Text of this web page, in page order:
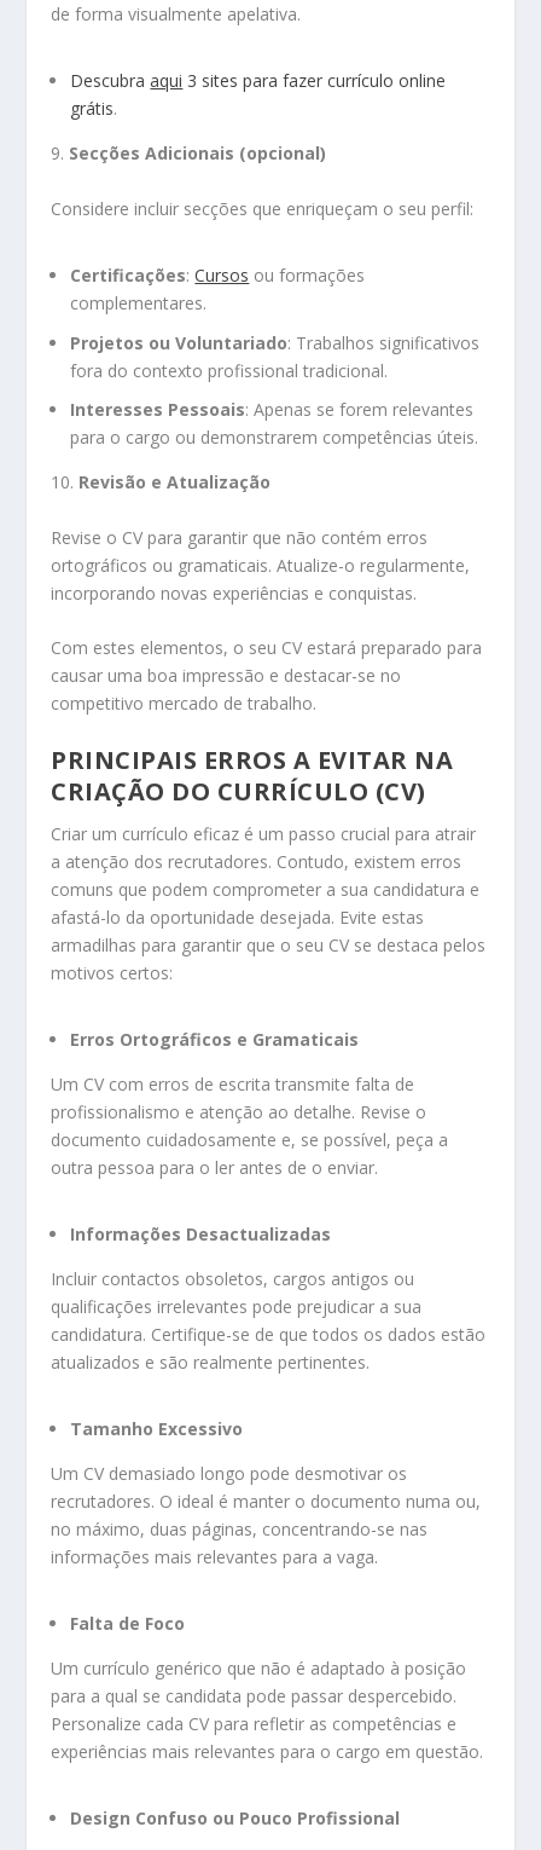
de forma visualmente apelativa.
Descubraaqui 3 sites para fazer currículo online
grátis.
9. Secções Adicionais (opcional)
Considere incluir secções que enriqueçam o seu perfil:
Certificações:Cursos ou formações
complementares.
Projetos ou Voluntariado: Trabalhos significativos
fora do contexto profissional tradicional.
Interesses Pessoais: Apenas se forem relevantes
para o cargo ou demonstrarem competências úteis.
10. Revisão e Atualização
Revise o CV para garantir que não contém erros
ortográficos ou gramaticais. Atualize-o regularmente,
incorporando novas experiências e conquistas.
Com estes elementos, o seu CV estará preparado para
causar uma boa impressão e destacar-se no
competitivo mercado de trabalho.
PRINCIPAIS ERROS A EVITAR NA
CRIAÇÃO DO CURRÍCULO (CV)
Criar um currículo eficaz é um passo crucial para atrair
a atenção dos recrutadores. Contudo, existem erros
comuns que podem comprometer a sua candidatura e
afastá-lo da oportunidade desejada. Evite estas
armadilhas para garantir que o seu CV se destaca pelos
motivos certos:
Erros Ortográficos e Gramaticais
Um CV com erros de escrita transmite falta de
profissionalismo e atenção ao detalhe. Revise o
documento cuidadosamente e, se possível, peça a
outra pessoa para o ler antes de o enviar.
Informações Desactualizadas
Incluir contactos obsoletos, cargos antigos ou
qualificações irrelevantes pode prejudicar a sua
candidatura. Certifique-se de que todos os dados estão
atualizados e são realmente pertinentes.
Tamanho Excessivo
Um CV demasiado longo pode desmotivar os
recrutadores. O ideal é manter o documento numa ou,
no máximo, duas páginas, concentrando-se nas
informações mais relevantes para a vaga.
Falta de Foco
Um currículo genérico que não é adaptado à posição
para a qual se candidata pode passar despercebido.
Personalize cada CV para refletir as competências e
experiências mais relevantes para o cargo em questão.
Design Confuso ou Pouco Profissional